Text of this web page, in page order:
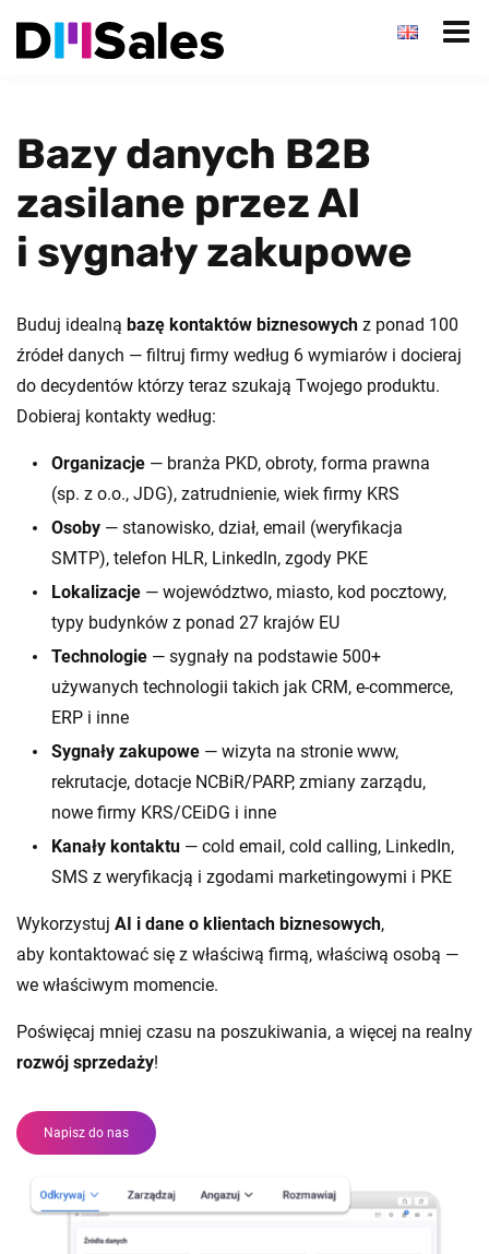
Bazy danych B2B
zasilane przez AI
i sygnały zakupowe
Buduj idealną bazę kontaktów biznesowych z ponad 100
źródeł danych — filtruj firmy według 6 wymiarów i docieraj
do decydentów którzy teraz szukają Twojego produktu.
Dobieraj kontakty według:
Organizacje — branża PKD, obroty, forma prawna
(sp. z o.o., JDG), zatrudnienie, wiek firmy KRS
Osoby — stanowisko, dział, email (weryfikacja
SMTP), telefon HLR, LinkedIn, zgody PKE
Lokalizacje — województwo, miasto, kod pocztowy,
typy budynków z ponad 27 krajów EU
Technologie — sygnały na podstawie 500+
używanych technologii takich jak CRM, e-commerce,
ERP i inne
Sygnały zakupowe — wizyta na stronie www,
rekrutacje, dotacje NCBiR/PARP, zmiany zarządu,
nowe firmy KRS/CEiDG i inne
Kanały kontaktu — cold email, cold calling, LinkedIn,
SMS z weryfikacją i zgodami marketingowymi i PKE
Wykorzystuj AI i dane o klientach biznesowych,
aby kontaktować się z właściwą firmą, właściwą osobą —
we właściwym momencie.
Poświęcaj mniej czasu na poszukiwania, a więcej na realny
rozwój sprzedaży!
Napisz do nas